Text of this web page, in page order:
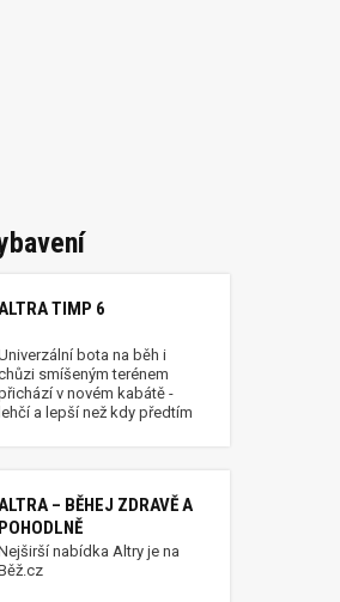
TIMP 6
bota na běh i
smíšeným terénem
v novém kabátě -
lehčí a lepší než kdy předtím
– BĚHEJ ZDRAVĚ A
POHODLNĚ
nabídka Altry je na